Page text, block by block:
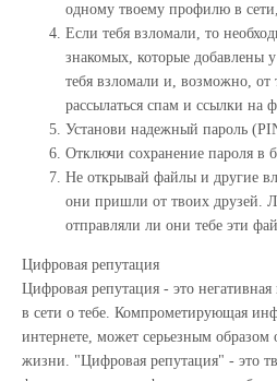
одному твоему профилю в
Если тебя взломали, то
знакомых, которые добавлены
тебя взломали и, возможно, от
рассылаться спам и ссылки на
Установи надежный пароль
Отключи сохранение пароля в
Не открывай файлы и другие
они пришли от твоих друзей.
отправляли ли они тебе эти
Цифровая репутация
Цифровая репутация - это
в сети о тебе. Компрометирующая
интернете, может серьезным образом
жизни. "Цифровая репутация" - это